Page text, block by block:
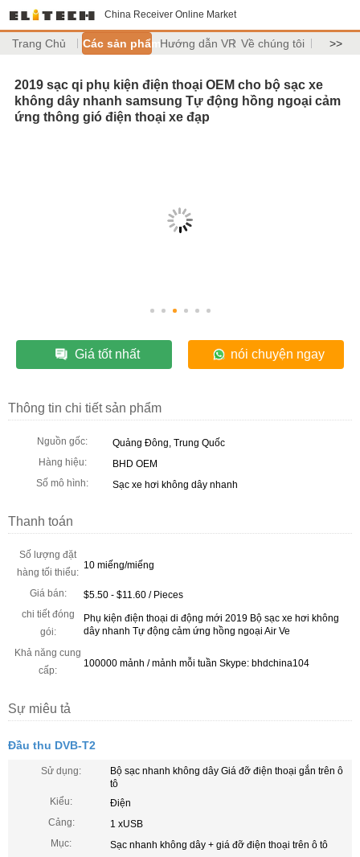
China Receiver Online Market
Trang Chủ Các sản phẩm Hướng dẫn VR Về chúng tôi >>
2019 sạc qi phụ kiện điện thoại OEM cho bộ sạc xe
không dây nhanh samsung Tự động hồng ngoại cảm
ứng thông gió điện thoại xe đạp
Giá tốt nhất nói chuyện ngay
Thông tin chi tiết sản phẩm
Nguồn gốc:
Quảng Đông, Trung Quốc
Hàng hiệu:
BHD OEM
Số mô hình:
Sạc xe hơi không dây nhanh
Thanh toán
Số lượng đặt
hàng tối thiểu:
10 miếng/miếng
Giá bán:
$5.50 - $11.60 / Pieces
chi tiết đóng
gói:
Phụ kiện điện thoại di động mới 2019 Bộ sạc xe hơi không
dây nhanh Tự động cảm ứng hồng ngoại Air Ve
Khả năng cung
cấp:
100000 mảnh / mảnh mỗi tuần Skype: bhdchina104
Sự miêu tả
Đầu thu DVB-T2
Sử dụng:
Bộ sạc nhanh không dây Giá đỡ điện thoại gắn trên ô
tô
Kiểu:
Điện
Cảng:
1 xUSB
Mục:
Sạc nhanh không dây + giá đỡ điện thoại trên ô tô